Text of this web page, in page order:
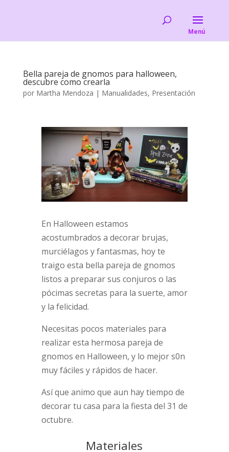
Bella pareja de gnomos para halloween,
descubre como crearla
por Martha Mendoza | Manualidades, Presentación
En Halloween estamos
acostumbrados a decorar brujas,
murciélagos y fantasmas, hoy te
traigo esta bella pareja de gnomos
listos a preparar sus conjuros o las
pócimas secretas para la suerte, amor
y la felicidad.
Necesitas pocos materiales para
realizar esta hermosa pareja de
gnomos en Halloween, y lo mejor s0n
muy fáciles y rápidos de hacer.
Así que animo que aun hay tiempo de
decorar tu casa para la fiesta del 31 de
octubre.
Materiales